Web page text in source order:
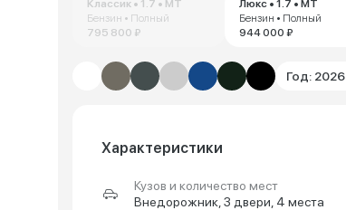
Классик • 1.7 • MT
Бензин • Полный
795 800 ₽
Люкс • 1.7 • MT
Бензин • Полный
944 000 ₽
Год: 2026
Характеристики
Кузов и количество мест
Внедорожник, 3 двери, 4 места